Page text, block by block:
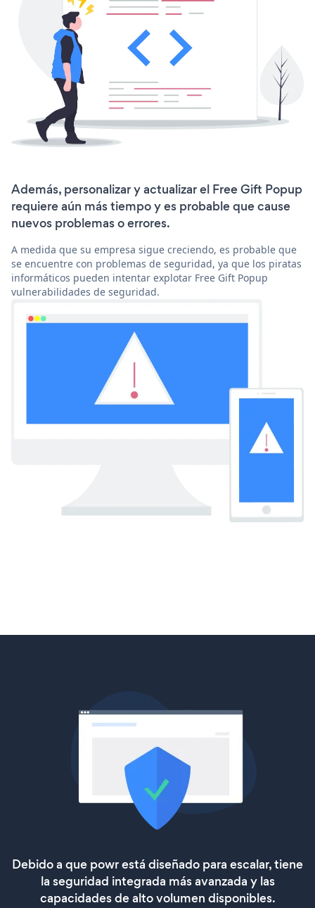
Además, personalizar y actualizar el Free Gift Popup
requiere aún más tiempo y es probable que cause
nuevos problemas o errores.
A medida que su empresa sigue creciendo, es probable que
se encuentre con problemas de seguridad, ya que los piratas
informáticos pueden intentar explotar Free Gift Popup
vulnerabilidades de seguridad.
Debido a que powr está diseñado para escalar, tiene
la seguridad integrada más avanzada y las
capacidades de alto volumen disponibles.